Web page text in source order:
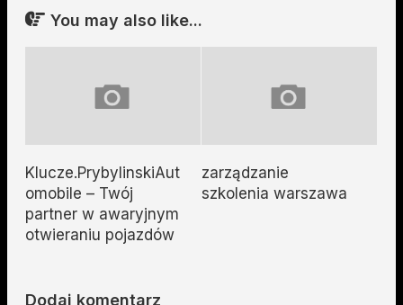
You may also like...
Klucze.PrybylinskiAut
omobile – Twój
partner w awaryjnym
otwieraniu pojazdów
zarządzanie
szkolenia warszawa
Dodaj komentarz